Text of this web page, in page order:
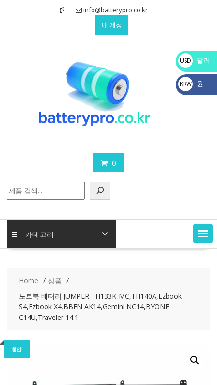
info@batterypro.co.kr
내 계정
0
색
카테고리
Home
상품
노트북 배터리 JUMPER TH133K-MC,TH140A,Ezbook
S4,Ezbook X4,BBEN AK14,Gemini NC14,BYONE
C14U,Traveler 14.1
할인!
USD
$
달러
KRW
₩
원